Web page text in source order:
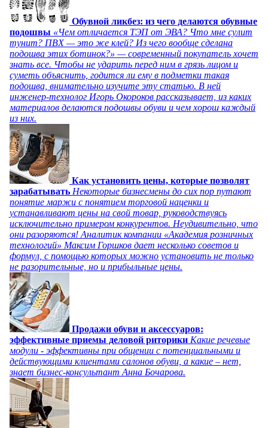
Обувной ликбез: из чего делаются обувные
подошвы «Чем отличается ТЭП от ЭВА? Что мне сулит
тунит? ПВХ — это же клей? Из чего вообще сделана
подошва этих ботинок?» — современный покупатель хочет
знать все. Чтобы не ударить перед ним в грязь лицом и
суметь объяснить, годится ли ему в подметки такая
подошва, внимательно изучите эту статью. В ней
инженер-технолог Игорь Окороков рассказывает, из каких
материалов делаются подошвы обуви и чем хорош каждый
из них.
Как установить цены, которые позволят
зарабатывать Некоторые бизнесмены до сих пор путают
понятие маржи с понятием торговой наценки и
устанавливают цены на свой товар, руководствуясь
исключительно примером конкурентов. Неудивительно, что
они разоряются! Аналитик компании «Академия розничных
технологий» Максим Горшков дает несколько советов и
формул, с помощью которых можно установить не только
не разорительные, но и прибыльные цены.
Продажи обуви и аксессуаров:
эффективные приемы деловой риторики Какие речевые
модули - эффективны при общении с потенциальными и
действующими клиентами салонов обуви, а какие – нет,
знает бизнес-консультант Анна Бочарова.